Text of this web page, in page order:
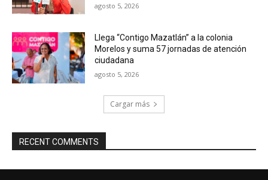
agosto 5, 2026
Llega “Contigo Mazatlán” a la colonia
Morelos y suma 57 jornadas de atención
ciudadana
agosto 5, 2026
Cargar más
RECENT COMMENTS